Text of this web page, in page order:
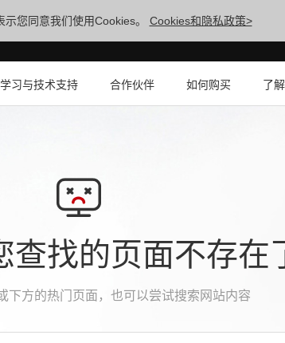
您同意我们使用Cookies。 Cookies和隐私政策>
学习与技术支持 合作伙伴 如何购买 了
查找的页面不存在
下方的热门页面，也可以尝试搜索网站内容